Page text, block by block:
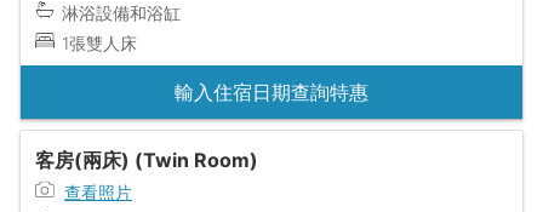
淋浴設備和浴缸
1張雙人床
輸入住宿日期查詢特惠
客房(兩床) (Twin Room)
查看照片